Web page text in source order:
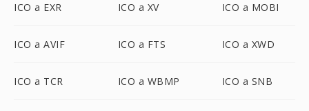
ICO a EXR ICO a XV ICO a MOBI
ICO a AVIF ICO a FTS ICO a XWD
ICO a TCR ICO a WBMP ICO a SNB